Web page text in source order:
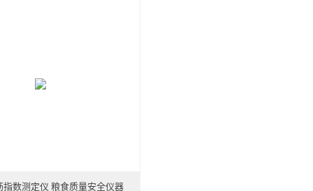
指数测定仪 粮食质量安全仪器